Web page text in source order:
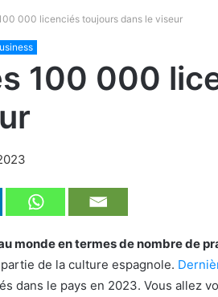
000 licenciés toujours dans le viseur
100 000
monde en termes de nombre de
de la culture espagnole.
dans le pays en 2023. Vous allez